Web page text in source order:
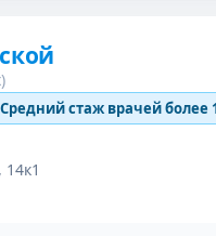
Средний стаж врачей более